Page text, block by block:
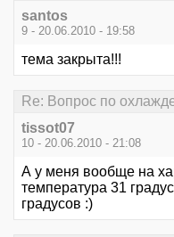
santos
9 - 20.06.2010 - 19:58
тема закрыта!!!
Re: Вопрос по
tissot07
10 - 20.06.2010 - 21:08
А у меня вообще на
температура 31
градусов :)